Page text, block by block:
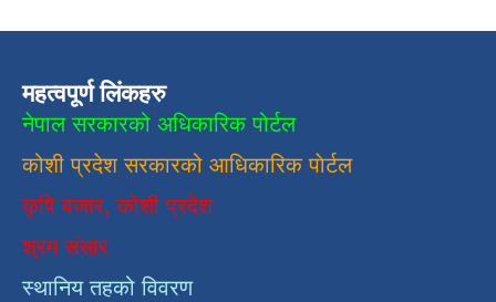
महत्वपूर्ण लिंकहरु
नेपाल सरकारको अधिकारिक पोर्टल
कोशी प्रदेश सरकारको आधिकारिकपाेर्टल
कृषि बजार, कोशी प्रदेश
श्रम संसार
स्थानिय तहको विवरण